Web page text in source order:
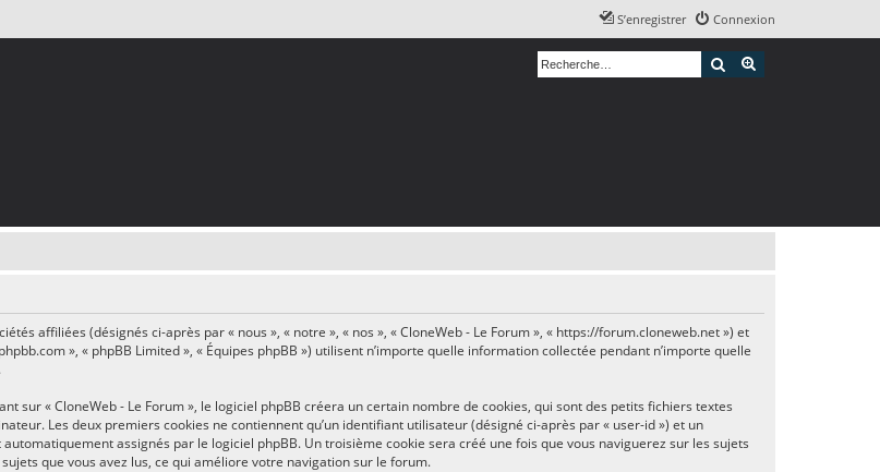
Connexion
S’enregistrer
Rechercher
affiliées (désignés ci-après par « nous », « notre », « nos », « CloneWeb - Le Forum », « https://forum.cloneweb.net ») et
», « phpBB Limited », « Équipes phpBB ») utilisent n’importe quelle information collectée pendant n’importe quelle
sur « CloneWeb - Le Forum », le logiciel phpBB créera un certain nombre de cookies, qui sont des petits fichiers textes
Les deux premiers cookies ne contiennent qu’un identifiant utilisateur (désigné ci-après par « user-id ») et un
assignés par le logiciel phpBB. Un troisième cookie sera créé une fois que vous naviguerez sur les sujets
que vous avez lus, ce qui améliore votre navigation sur le forum.